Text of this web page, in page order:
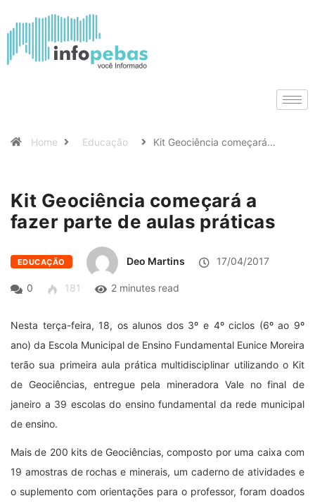
Home Educação Kit Geociência começará…
Kit Geociência começará a
fazer parte de aulas práticas
EDUCAÇÃO Deo Martins 17/04/2017
0 181 2 minutes read
Nesta terça-feira, 18, os alunos dos 3º e 4º ciclos (6º ao 9º
ano) da Escola Municipal de Ensino Fundamental Eunice Moreira
terão sua primeira aula prática multidisciplinar utilizando o Kit
de Geociências, entregue pela mineradora Vale no final de
janeiro a 39 escolas do ensino fundamental da rede municipal
de ensino.
Mais de 200 kits de Geociências, composto por uma caixa com
19 amostras de rochas e minerais, um caderno de atividades e
o suplemento com orientações para o professor, foram doados